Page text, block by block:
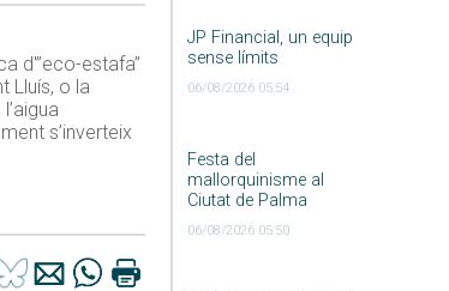
JP Financial, un equip
sense límits
06/08/2026 05:54
Festa del
mallorquinisme al
Ciutat de Palma
06/08/2026 05:50
d'”eco-estafa”
Lluís, o la
s’inverteix